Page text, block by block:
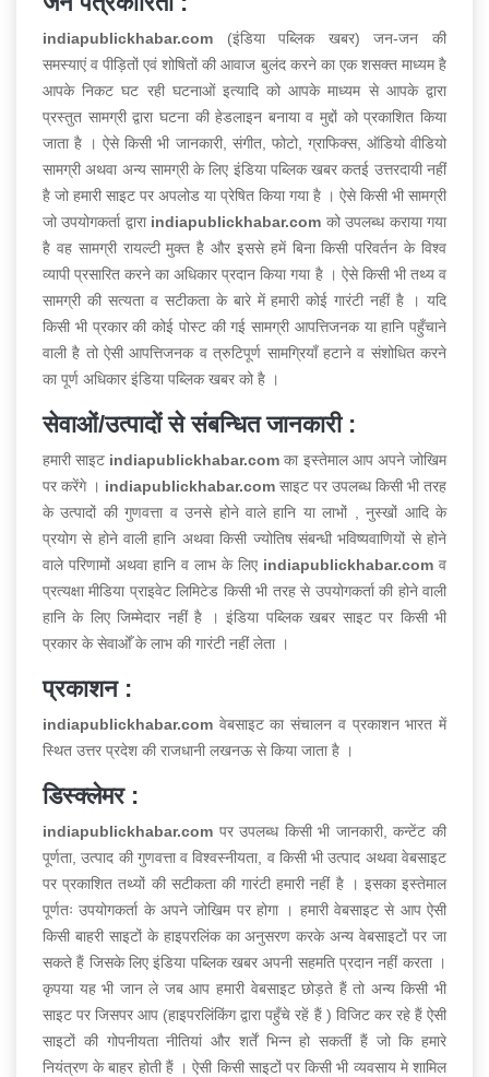
indiapublickhabar.com (इंडिया पब्लिक खबर) जन-जन की
समस्याएं व पीड़ितों एवं शोषितों की आवाज बुलंद करने का एक शसक्त माध्यम है
आपके निकट घट रही घटनाओं इत्यादि को आपके माध्यम से आपके द्वारा
प्रस्तुत सामग्री द्वारा घटना की हेडलाइन बनाया व मुद्दों को प्रकाशित किया
जाता है । ऐसे किसी भी जानकारी, संगीत, फोटो, ग्राफिक्स, ऑडियो वीडियो
सामग्री अथवा अन्य सामग्री के लिए इंडिया पब्लिक खबर कतई उत्तरदायी नहीं
है जो हमारी साइट पर अपलोड या प्रेषित किया गया है । ऐसे किसी भी सामग्री
जो उपयोगकर्ता द्वारा indiapublickhabar.com को उपलब्ध कराया गया
है वह सामग्री रायल्टी मुक्त है और इससे हमें बिना किसी परिवर्तन के विश्व
व्यापी प्रसारित करने का अधिकार प्रदान किया गया है । ऐसे किसी भी तथ्य व
सामग्री की सत्यता व सटीकता के बारे में हमारी कोई गारंटी नहीं है । यदि
किसी भी प्रकार की कोई पोस्ट की गई सामग्री आपत्तिजनक या हानि पहुँचाने
वाली है तो ऐसी आपत्तिजनक व त्रुटिपूर्ण सामग्रियाँ हटाने व संशोधित करने
का पूर्ण अधिकार इंडिया पब्लिक खबर को है ।
सेवाओं/उत्पादों से संबन्धित जानकारी :
हमारी साइट indiapublickhabar.com का इस्तेमाल आप अपने जोखिम
पर करेंगे । indiapublickhabar.com साइट पर उपलब्ध किसी भी तरह
के उत्पादों की गुणवत्ता व उनसे होने वाले हानि या लाभों , नुस्खों आदि के
प्रयोग से होने वाली हानि अथवा किसी ज्योतिष संबन्धी भविष्यवाणियों से होने
वाले परिणामों अथवा हानि व लाभ के लिए indiapublickhabar.com व
प्रत्यक्षा मीडिया प्राइवेट लिमिटेड किसी भी तरह से उपयोगकर्ता की होने वाली
हानि के लिए जिम्मेदार नहीं है । इंडिया पब्लिक खबर साइट पर किसी भी
प्रकार के सेवाओँ के लाभ की गारंटी नहीं लेता ।
प्रकाशन :
indiapublickhabar.com वेबसाइट का संचालन व प्रकाशन भारत में
स्थित उत्तर प्रदेश की राजधानी लखनऊ से किया जाता है ।
डिस्क्लेमर :
indiapublickhabar.com पर उपलब्ध किसी भी जानकारी, कन्टेंट की
पूर्णता, उत्पाद की गुणवत्ता व विश्वस्नीयता, व किसी भी उत्पाद अथवा वेबसाइट
पर प्रकाशित तथ्यों की सटीकता की गारंटी हमारी नहीं है । इसका इस्तेमाल
पूर्णतः उपयोगकर्ता के अपने जोखिम पर होगा । हमारी वेबसाइट से आप ऐसी
किसी बाहरी साइटों के हाइपरलिंक का अनुसरण करके अन्य वेबसाइटों पर जा
सकते हैं जिसके लिए इंडिया पब्लिक खबर अपनी सहमति प्रदान नहीं करता ।
कृपया यह भी जान ले जब आप हमारी वेबसाइट छोड़ते हैं तो अन्य किसी भी
साइट पर जिसपर आप (हाइपरलिंकिंग द्वारा पहुँचे रहें हैं ) विजिट कर रहे हैं ऐसी
साइटों की गोपनीयता नीतियां और शर्तें भिन्न हो सकतीं हैं जो कि हमारे
नियंत्रण के बाहर होती हैं । ऐसी किसी साइटों पर किसी भी व्यवसाय मे शामिल